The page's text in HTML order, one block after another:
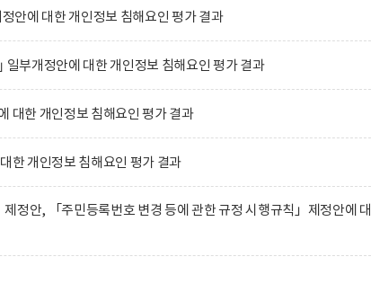
안에 대한 개인정보 침해요인 평가 결과
일부개정안에 대한 개인정보 침해요인 평가 결과
대한 개인정보 침해요인 평가 결과
한 개인정보 침해요인 평가 결과
제정안, 「주민등록번호 변경 등에 관한 규정 시행규칙」제정안에